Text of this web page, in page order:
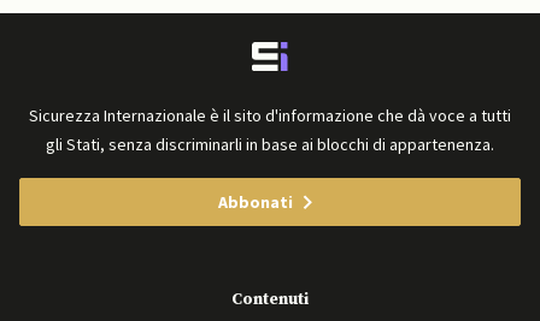
Sicurezza Internazionale è il sito d'informazione che dà voce a tutti
gli Stati, senza discriminarli in base ai blocchi di appartenenza.
Abbonati
Contenuti